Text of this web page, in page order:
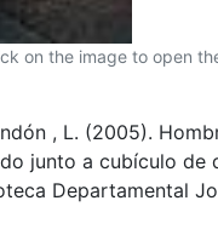
on the image to open
, L. (2005).
junto a cubículo de
Departamental